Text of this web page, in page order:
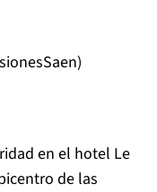
en el hotel Le
de las